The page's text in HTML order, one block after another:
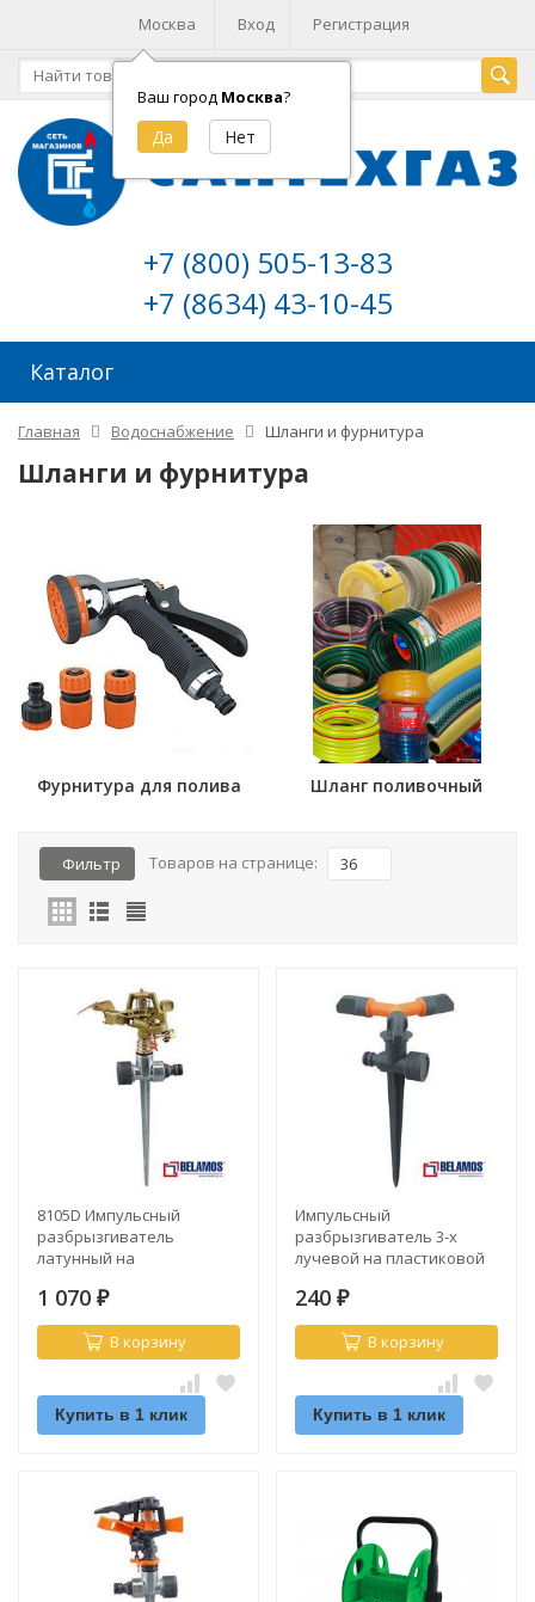
Москва
Ваш город Москва?
Вход Регистрация
+7 (800) 505-13-83
+7 (8634) 43-10-45
Каталог
Главная Водоснабжение Шланги и фурнитура
Шланги и фурнитура
Фурнитура для полива Шланг поливочный
Фильтр Товаров на странице: 36
8105D Импульсный
разбрызгиватель
латунный на
1 070 ₽
В корзину
Купить в 1 клик
Импульсный
разбрызгиватель 3-х
лучевой на пластиковой
240 ₽
В корзину
Купить в 1 клик